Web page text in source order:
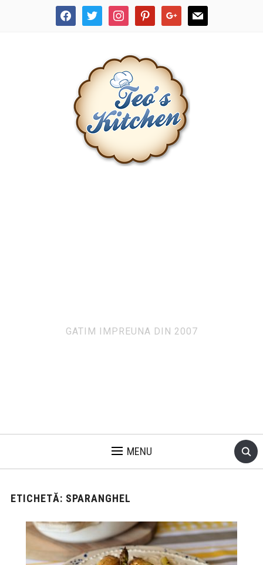
facebooktwitter instagrampinterestgoogle mail
GATIM IMPREUNA DIN 2007
MENU
ETICHETĂ: SPARANGHEL